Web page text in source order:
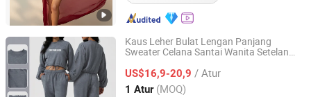
Kaus Leher Bulat Lengan Panjang
Sweater Celana Santai Wanita Setelan
US$16,9-20,9 / Atur
1 Atur (MOQ)
Xiamen Joyful Garment Co., Ltd.
Fujian, China Harga mulai 2022